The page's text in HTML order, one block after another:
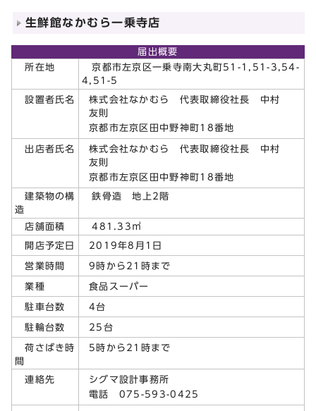
生鮮館なかむら一乗寺店
届出概要
所在地
京都市左京区一乗寺南大丸町51-1,51-3,54-
4,51-5
設置者氏名
株式会社なかむら 代表取締役社長 中村
友則
京都市左京区田中野神町18番地
出店者氏名
株式会社なかむら 代表取締役社長 中村
友則
京都市左京区田中野神町18番地
建築物の構
造
鉄骨造 地上2階
店舗面積 481.33㎡
開店予定日 2019年8月1日
営業時間 9時から21時まで
業種 食品スーパー
駐車台数 4台
駐輪台数 25台
荷さばき時
間
5時から21時まで
連絡先
シグマ設計事務所
電話 075-593-0425